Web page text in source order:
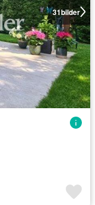
31bilder